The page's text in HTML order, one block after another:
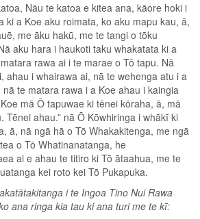
Nāu te katoa e kitea ana, kāore hoki i
ki a Koe aku roimata, ko aku mapu kau, ā,
me āku hakū, me te tangi o tōku
aku hara i haukoti taku whakatata ki a
rawa ai i te marae o Tō tapu. Nā
ahau i whairawa ai, nā te wehenga atu i a
te matara rawa i a Koe ahau i kaingia
mā Ō tapuwae ki tēnei kōraha, ā, mā
Tēnei ahau.” nā Ō Kōwhiringa i whākī ki
ā, nā ngā hā o Tō Whakakitenga, me ngā
o Tō Whatinanatanga, he
ai e ahau te titiro ki Tō ātaahua, me te
kei roto kei Tō Pukapuka.
i te Ingoa Tino Nui Rawa
ana ringa kia tau ki ana turi me te kī: